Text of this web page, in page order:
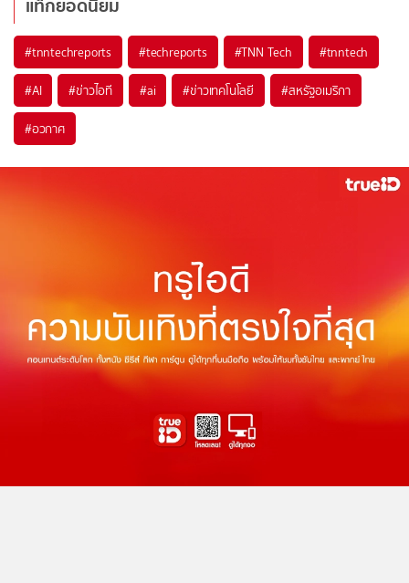
#tnntechreports #techreports #TNN Tech #tnntech
#AI #ข่าวไอที #ai #ข่าวเทคโนโลยี #สหรัฐอเมริกา
#อวกาศ